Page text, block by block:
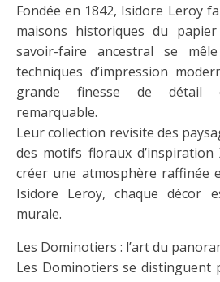
Fondée en 1842, Isidore Leroy
maisons historiques du
savoir-faire ancestral se
techniques d’impression
grande finesse de détail
remarquable.
Leur collection revisite des
des motifs floraux
créer une atmosphère raffinée
Isidore Leroy, chaque décor
murale.
Les Dominotiers : l’art du
Les Dominotiers se distinguent